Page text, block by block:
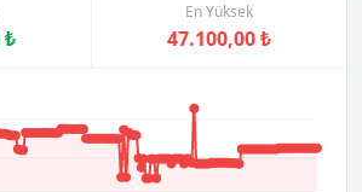
En Yüksek
47.100,00 ₺